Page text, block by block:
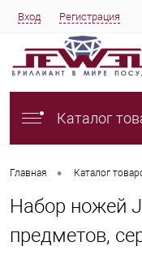
Вход Регистрация
Каталог
Главная • Каталог
Набор ножей
предметов,